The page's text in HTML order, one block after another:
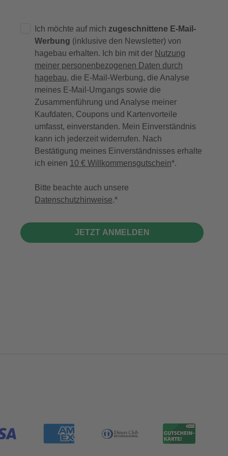
Ich möchte auf mich zugeschnittene E-Mail-
Werbung (inklusive den Newsletter) von
hagebau erhalten. Ich bin mit der Nutzung
meiner personenbezogenen Daten durch
hagebau, die E-Mail-Werbung, die Analyse
meines E-Mail-Umgangs sowie die
Zusammenführung und Analyse meiner
Kaufdaten, Coupons und Kartenvorteile
umfasst, einverstanden. Mein Einverständnis
kann ich jederzeit widerrufen. Nach
Bestätigung meines Einverständnisses erhalte
ich einen 10 € Willkommensgutschein*.
Bitte beachte auch unsere
Datenschutzhinweise.
JETZT ANMELDEN